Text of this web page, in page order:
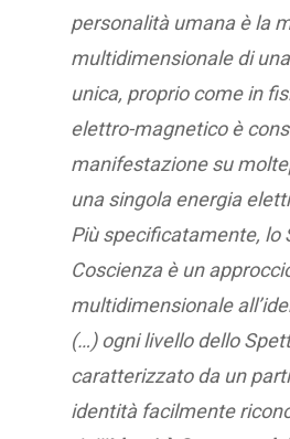
personalità umana è la
multidimensionale di
unica, proprio come in
elettro-magnetico è
manifestazione su
una singola energia
Più specificatamente, lo
Coscienza è un
multidimensionale
(…) ogni livello dello
caratterizzato da un
identità facilmente